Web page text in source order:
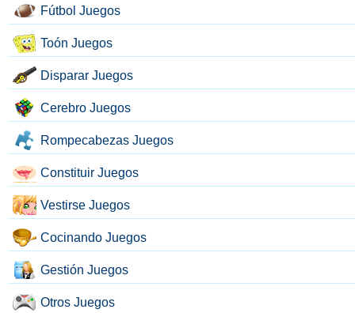
Fútbol Juegos
Toón Juegos
Disparar Juegos
Cerebro Juegos
Rompecabezas Juegos
Constituir Juegos
Vestirse Juegos
Cocinando Juegos
Gestión Juegos
Otros Juegos